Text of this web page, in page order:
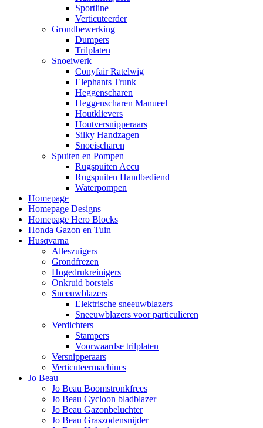
Sportline
Verticuteerder
Grondbewerking
Dumpers
Trilplaten
Snoeiwerk
Conyfair Ratelwig
Elephants Trunk
Heggenscharen
Heggenscharen Manueel
Houtklievers
Houtversnipperaars
Silky Handzagen
Snoeischaren
Spuiten en Pompen
Rugspuiten Accu
Rugspuiten Handbediend
Waterpompen
Homepage
Homepage Designs
Homepage Hero Blocks
Honda Gazon en Tuin
Husqvarna
Alleszuigers
Grondfrezen
Hogedrukreinigers
Onkruid borstels
Sneeuwblazers
Elektrische sneeuwblazers
Sneeuwblazers voor particulieren
Verdichters
Stampers
Voorwaardse trilplaten
Versnipperaars
Verticuteermachines
Jo Beau
Jo Beau Boomstronkfrees
Jo Beau Cycloon bladblazer
Jo Beau Gazonbeluchter
Jo Beau Graszodensnijder